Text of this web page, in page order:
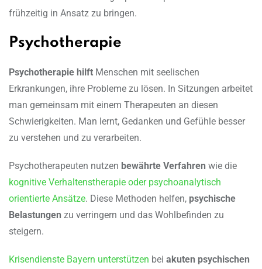
frühzeitig in Ansatz zu bringen.
Psychotherapie
Psychotherapie hilft Menschen mit seelischen
Erkrankungen, ihre Probleme zu lösen. In Sitzungen arbeitet
man gemeinsam mit einem Therapeuten an diesen
Schwierigkeiten. Man lernt, Gedanken und Gefühle besser
zu verstehen und zu verarbeiten.
Psychotherapeuten nutzen bewährte Verfahren wie die
kognitive Verhaltenstherapie oder psychoanalytisch
orientierte Ansätze. Diese Methoden helfen, psychische
Belastungen zu verringern und das Wohlbefinden zu
steigern.
Krisendienste Bayern unterstützen bei akuten psychischen